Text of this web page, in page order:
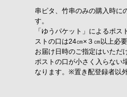
串ピタ、竹串のみの購入時に
す。
「ゆうパケット」によるポス
ストの口は24㎝×３㎝以上必要
お届け日時のご指定はいただ
ポストの口が小さく入らない
なります。※置き配登録者以